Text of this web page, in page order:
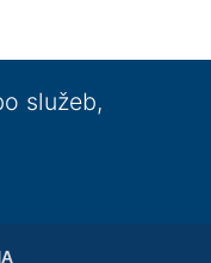
služeb,